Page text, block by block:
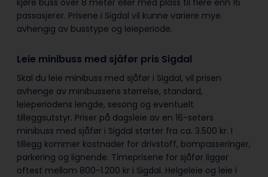
passasjerer. Prisene i Sigdal vil kunne variere mye
avhengig av busstype og leieperiode.
Leie minibuss med sjåfør pris Sigdal
Skal du leie minibuss med sjåfør i Sigdal, vil prisen
avhenge av minibussens størrelse, standard,
leieperiodens lengde, sesong og eventuelt
tilleggsutstyr. Priser på dagsleie av en 16-seters
minibuss med sjåfør i Sigdal starter fra ca. 3.500 kr. I
tillegg kommer kostnader for drivstoff, bompasseringer,
parkering og lignende. Timeprisene for sjåfør ligger
oftest mellom 800-1.200 kr i Sigdal. Helgeleie og leie i